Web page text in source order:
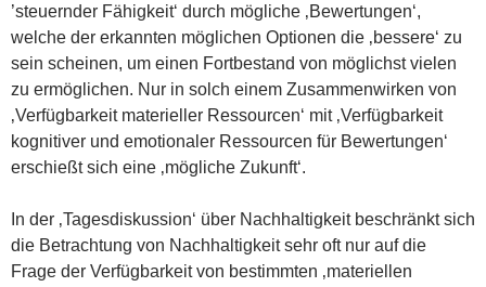
’steuernder Fähigkeit‘ durch mögliche ‚Bewertungen‘,
welche der erkannten möglichen Optionen die ‚bessere‘ zu
sein scheinen, um einen Fortbestand von möglichst vielen
zu ermöglichen. Nur in solch einem Zusammenwirken von
‚Verfügbarkeit materieller Ressourcen‘ mit ‚Verfügbarkeit
kognitiver und emotionaler Ressourcen für Bewertungen‘
erschießt sich eine ‚mögliche Zukunft‘.
In der ‚Tagesdiskussion‘ über Nachhaltigkeit beschränkt sich
die Betrachtung von Nachhaltigkeit sehr oft nur auf die
Frage der Verfügbarkeit von bestimmten ‚materiellen